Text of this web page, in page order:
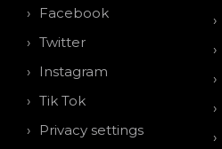
Facebook
Twitter
Instagram
Tik Tok
Privacy settings